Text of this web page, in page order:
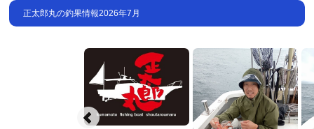
正太郎丸の釣果情報2026年7月